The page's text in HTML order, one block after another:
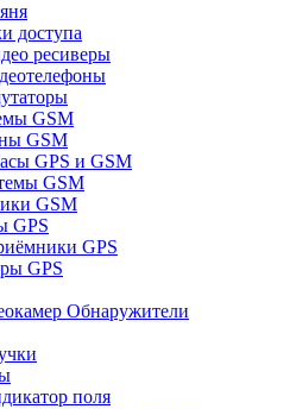
доступа
ресиверы
GSM
GSM
GPS и GSM
GSM
GSM
GPS
GPS
GPS
Обнаружители
поля